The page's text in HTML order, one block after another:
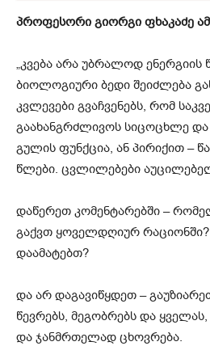
პროფესორი გიორგი ფხაკაძე
„კვება არა უბრალოდ ენერგიის
ბიოლოგიური ბედი შეიძლება
კვლევები გვაჩვენებს, რომ
გაახანგრძლივოს სიცოცხლე და
გულის ფუნქცია, ან პირიქით –
წლები. ცვლილებები
დაწერეთ კომენტარებში –
გაქვთ ყოველდღიურ
დაამატებთ?
და არ დაგავიწყდეთ –
წევრებს, მეგობრებს და
და ჯანმრთელად ცხოვრება.